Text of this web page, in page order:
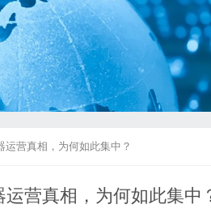
运营真相，为何如此集中？
营真相，为何如此集中